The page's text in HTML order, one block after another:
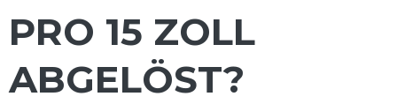
PRO 15 ZOLL
ABGELÖST?